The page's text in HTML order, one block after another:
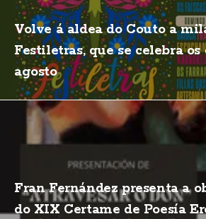
Volve á aldea do Couto a
Festiletras, que se celebra os
agosto
Fran Fernández presenta a
do XIX Certame de Poesía